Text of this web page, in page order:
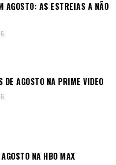
AGOSTO: AS ESTREIAS A NÃO
DE AGOSTO NA PRIME VIDEO
NA HBO MAX